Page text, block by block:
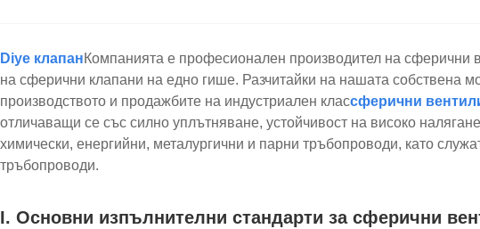
Diye клапанКомпанията е професионален производител на сферични
на сферични клапани на едно гише. Разчитайки на нашата собствена
производството и продажбите на индустриален классферични
отличаващи се със силно уплътняване, устойчивост на високо
химически, енергийни, металургични и парни тръбопроводи, като
тръбопроводи.
I. Основни изпълнителни стандарти за сферични